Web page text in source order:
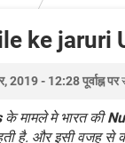
ke jaruri
2019 - 12:28 पूर्वाह्न पर
के मामले मे भारत की
है. और इसी वजह